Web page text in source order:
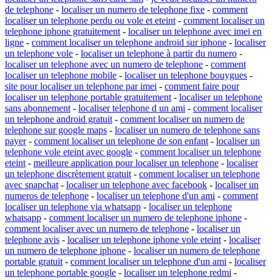
de telephone - localiser un numero de telephone fixe - comment
localiser un telephone perdu ou vole et eteint - comment localiser un
telephone iphone gratuitement - localiser un telephone avec imei en
ligne - comment localiser un telephone android sur iphone - localiser
un telephone vole - localiser un telephone à partir du numero -
localiser un telephone avec un numero de telephone - comment
localiser un telephone mobile - localiser un telephone bouygues -
site pour localiser un telephone par imei - comment faire pour
localiser un telephone portable gratuitement - localiser un telephone
sans abonnement - localiser telephone d un ami - comment localiser
un telephone android gratuit - comment localiser un numero de
telephone sur google maps - localiser un numero de telephone sans
payer- comment localiser un telephone de son enfant - localiser un
telephone vole eteint avec google - comment localiser un telephone
eteint - meilleure application pour localiser un telephone - localiser
un telephone discrètement gratuit - comment localiser un telephone
avec snapchat - localiser un telephone avec facebook - localiser un
numeros de telephone - localiser un telephone d'un ami - comment
localiser un telephone via whatsapp - localiser un telephone
whatsapp - comment localiser un numero de telephone iphone -
comment localiser avec un numero de telephone - localiser un
telephone avis - localiser un telephone iphone vole eteint - localiser
un numero de telephone iphone - localiser un numero de telephone
portable gratuit - comment localiser un telephone d'un ami - localiser
un telephone portable google - localiser un telephone redmi -